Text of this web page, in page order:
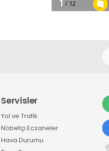
Servisler
Yol ve Trafik
Nöbetçi Eczaneler
Hava Durumu